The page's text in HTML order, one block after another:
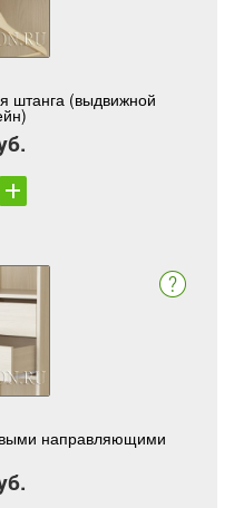
штанга (выдвижной
направляющими